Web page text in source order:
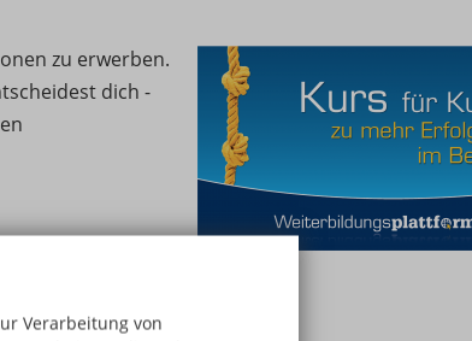
Verarbeitung von
zu erwerben.
dich -